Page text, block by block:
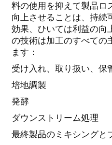
料の使用を抑えて製品ロ
向上させることは、持続
効果、ひいては利益の向
の技術は加工のすべての
ます：
受け入れ、取り扱い、保
培地調製
発酵
ダウンストリーム処理
最終製品のミキシングと